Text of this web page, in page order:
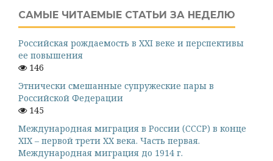
САМЫЕ ЧИТАЕМЫЕ СТАТЬИ ЗА НЕДЕЛЮ
Российская рождаемость в XXI веке и перспективы
ее повышения
146
Этнически смешанные супружеские пары в
Российской Федерации
145
Международная миграция в России (СССР) в конце
XIX – первой трети XX века. Часть первая.
Международная миграция до 1914 г.